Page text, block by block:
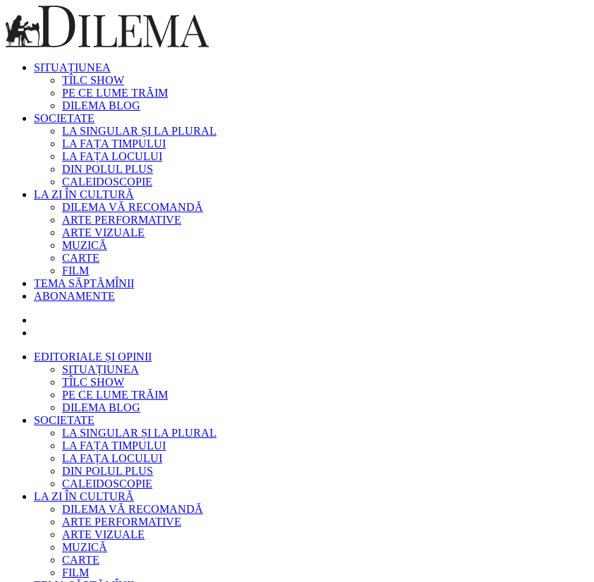
SITUAȚIUNEA
TÎLC SHOW
PE CE LUME TRĂIM
DILEMA BLOG
SOCIETATE
LA SINGULAR ȘI LA PLURAL
LA FAȚA TIMPULUI
LA FAȚA LOCULUI
DIN POLUL PLUS
CALEIDOSCOPIE
LA ZI ÎN CULTURĂ
DILEMA VĂ RECOMANDĂ
ARTE PERFORMATIVE
ARTE VIZUALE
MUZICĂ
CARTE
FILM
TEMA SĂPTĂMÎNII
ABONAMENTE
EDITORIALE ȘI OPINII
SITUAȚIUNEA
TÎLC SHOW
PE CE LUME TRĂIM
DILEMA BLOG
SOCIETATE
LA SINGULAR ȘI LA PLURAL
LA FAȚA TIMPULUI
LA FAȚA LOCULUI
DIN POLUL PLUS
CALEIDOSCOPIE
LA ZI ÎN CULTURĂ
DILEMA VĂ RECOMANDĂ
ARTE PERFORMATIVE
ARTE VIZUALE
MUZICĂ
CARTE
FILM